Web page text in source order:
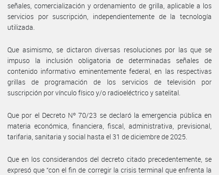
señales, comercialización y ordenamiento de grilla, aplicable a los
servicios por suscripción, independientemente de la tecnología
utilizada.
Que asimismo, se dictaron diversas resoluciones por las que se
impuso la inclusión obligatoria de determinadas señales de
contenido informativo eminentemente federal, en las respectivas
grillas de programación de los servicios de televisión por
suscripción por vínculo físico y/o radioeléctrico y satelital.
Que por el Decreto Nº 70/23 se declaró la emergencia pública en
materia económica, financiera, fiscal, administrativa, previsional,
tarifaria, sanitaria y social hasta el 31 de diciembre de 2025.
Que en los considerandos del decreto citado precedentemente, se
expresó que “con el fin de corregir la crisis terminal que enfrenta la